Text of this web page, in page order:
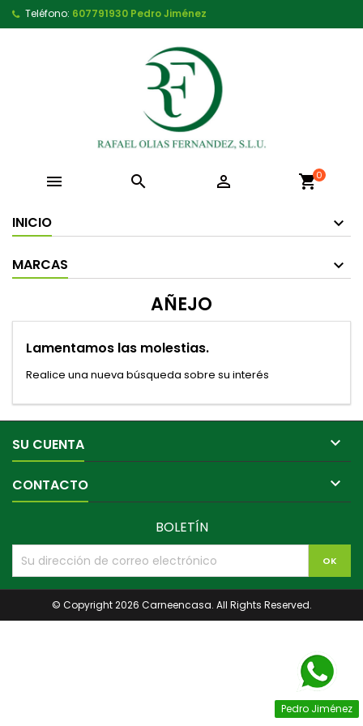
Teléfono: 607791930 Pedro Jiménez
   shopping_cart0
INICIO
MARCAS
AÑEJO
Lamentamos las molestias.
Realice una nueva búsqueda sobre su interés
SU CUENTA 
CONTACTO 
Pedro Jiménez
BOLETÍN
© Copyright 2026 Carneencasa. All Rights Reserved.